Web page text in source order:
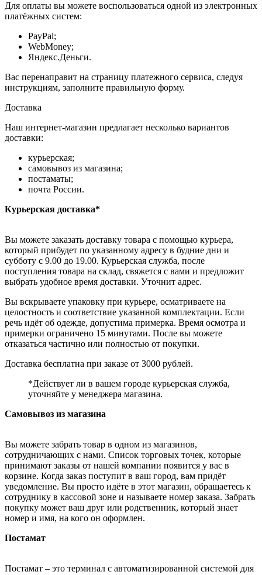
Для оплаты вы можете воспользоваться одной из электронных
платёжных систем:
PayPal;
WebMoney;
Яндекс.Деньги.
Вас перенаправит на страницу платежного сервиса, следуя
инструкциям, заполните правильную форму.
Доставка
Наш интернет-магазин предлагает несколько вариантов
доставки:
курьерская;
самовывоз из магазина;
постаматы;
почта России.
Курьерская доставка*
Вы можете заказать доставку товара с помощью курьера,
который прибудет по указанному адресу в будние дни и
субботу с 9.00 до 19.00. Курьерская служба, после
поступления товара на склад, свяжется с вами и предложит
выбрать удобное время доставки. Уточнит адрес.
Вы вскрываете упаковку при курьере, осматриваете на
целостность и соответствие указанной комплектации. Если
речь идёт об одежде, допустима примерка. Время осмотра и
примерки ограничено 15 минутами. После вы можете
отказаться частично или полностью от покупки.
Доставка бесплатна при заказе от 3000 рублей.
*Действует ли в вашем городе курьерская служба,
уточняйте у менеджера магазина.
Самовывоз из магазина
Вы можете забрать товар в одном из магазинов,
сотрудничающих с нами. Список торговых точек, которые
принимают заказы от нашей компании появится у вас в
корзине. Когда заказ поступит в ваш город, вам придёт
уведомление. Вы просто идёте в этот магазин, обращаетесь к
сотруднику в кассовой зоне и называете номер заказа. Забрать
покупку может ваш друг или родственник, который знает
номер и имя, на кого он оформлен.
Постамат
Постамат – это терминал с автоматизированной системой для